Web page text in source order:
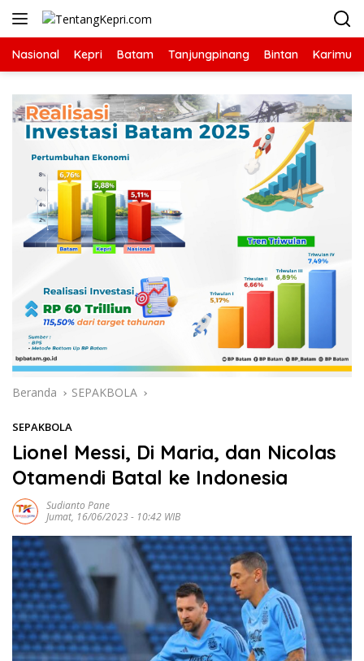
Langsung
Nasional Kepri Batam Tanjungpinang Bintan Karimun
Beranda SEPAKBOLA
SEPAKBOLA
Lionel Messi, Di Maria, dan Nicolas
Otamendi Batal ke Indonesia
Sudianto Pane
Jumat, 16/06/2023 - 10:42 WIB